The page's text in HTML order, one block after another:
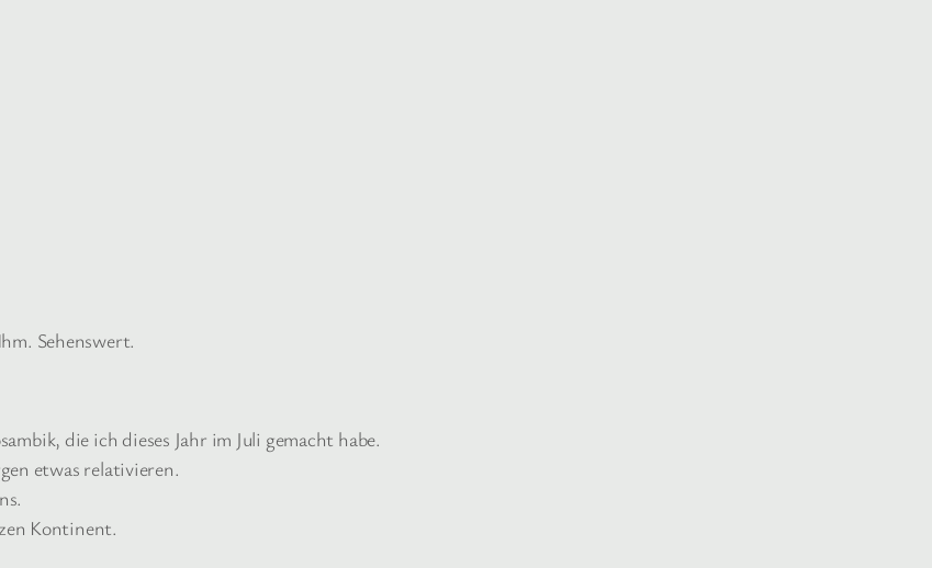
Sehenswert.
die ich dieses Jahr im Juli gemacht habe.
etwas relativieren.
Kontinent.